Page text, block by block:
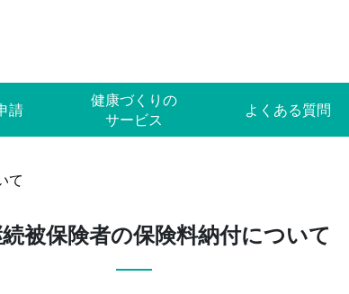
請
健康づくりの
サービス
よくある質問
て
被保険者の保険料納付について